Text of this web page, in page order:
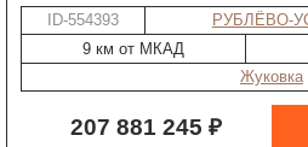
ID-554393
РУБЛЁВО-
9 км от МКАД
Жуковка
207 881 245 ₽